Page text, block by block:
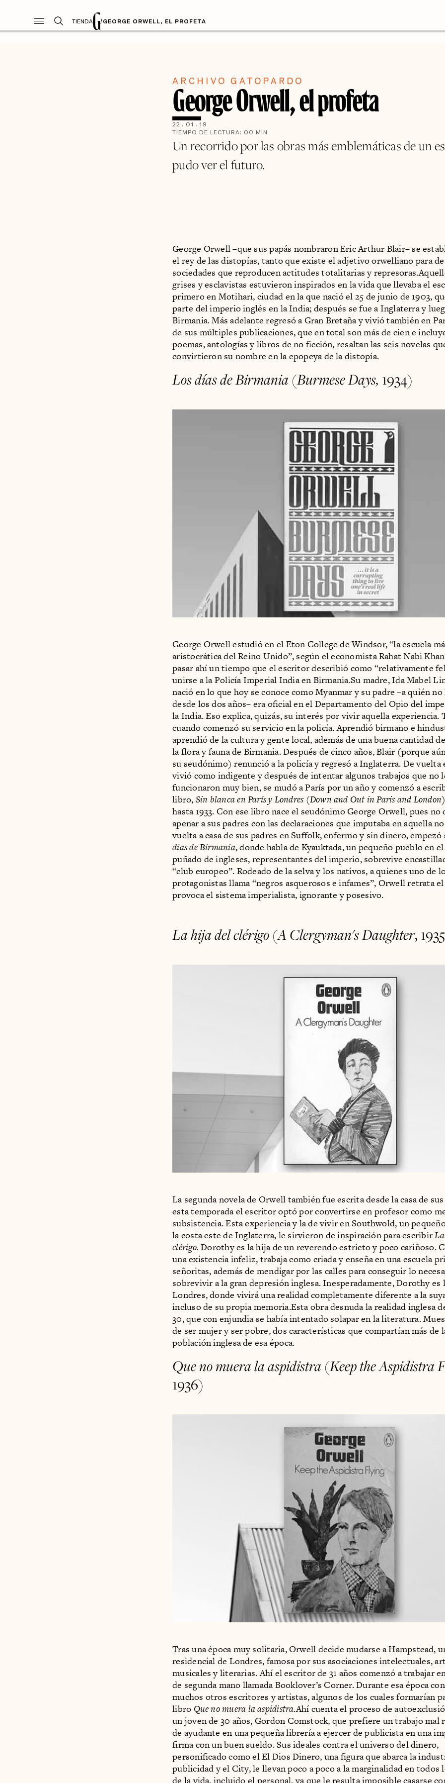
TIENDA /GEORGE ORWELL, EL PROFETA
ARCHIVO GATOPARDO
George Orwell, el profeta
22 . 01 . 19
TIEMPO DE LECTURA: 00 MIN
Un recorrido por las obras más emblemáticas de un
pudo ver el futuro.
George Orwell –que sus papás nombraron Eric Arthur Blair– se
el rey de las distopías, tanto que existe el adjetivo orwelliano para
sociedades que reproducen actitudes totalitarias y
grises y esclavistas estuvieron inspirados en la vida que llevaba el
primero en Motihari, ciudad en la que nació el 25 de junio de 1903,
parte del imperio inglés en la India; después se fue a Inglaterra y
Birmania. Más adelante regresó a Gran Bretaña y vivió también en
de sus múltiples publicaciones, que en total son más de cien e
poemas, antologías y libros de no ficción, resaltan las seis novelas
convirtieron su nombre en la epopeya de la distopía.
Los días de Birmania (Burmese Days, 1934)
George Orwell estudió en el Eton College de Windsor, “la escuela
aristocrática del Reino Unido”, según el economista Rahat Nabi
pasar ahí un tiempo que el escritor describió como “relativamente
unirse a la Policía Imperial India en Birmania.Su madre, Ida Mabel
nació en lo que hoy se conoce como Myanmar y su padre –a quién
desde los dos años– era oficial en el Departamento del Opio del
la India. Eso explica, quizás, su interés por vivir aquella experiencia.
cuando comenzó su servicio en la policía. Aprendió birmano e
aprendió de la cultura y gente local, además de una buena cantidad
la flora y fauna de Birmania. Después de cinco años, Blair (porque
su seudónimo) renunció a la policía y regresó a Inglaterra. De vuelta
vivió como indigente y después de intentar algunos trabajos que no
funcionaron muy bien, se mudó a París por un año y comenzó a
libro, Sin blanca en París y Londres(Down and Out in Paris and London
hasta 1933. Con ese libro nace el seudónimo George Orwell, pues no
apenar a sus padres con las declaraciones que imputaba en aquella
vuelta a casa de sus padres en Suffolk, enfermo y sin dinero,
días de Birmania, donde habla de Kyauktada, un pequeño pueblo en
puñado de ingleses, representantes del imperio, sobrevive
“club europeo”. Rodeado de la selva y los nativos, a quienes uno de
protagonistas llama “negros asquerosos e infames”, Orwell retrata
provoca el sistema imperialista, ignorante y posesivo.
La hija del clérigo (A Clergyman's Daughter,
La segunda novela de Orwell también fue escrita desde la casa de
esta temporada el escritor optó por convertirse en profesor como
subsistencia. Esta experiencia y la de vivir en Southwold, un
la costa este de Inglaterra, le sirvieron de inspiración para escribir
clérigo.Dorothy es la hija de un reverendo estricto y poco cariñoso.
una existencia infeliz, trabaja como criada y enseña en una escuela
señoritas, además de mendigar por las calles para conseguir lo
sobrevivir a la gran depresión inglesa. Inesperadamente, Dorothy es
Londres, donde vivirá una realidad completamente diferente a la
incluso de su propia memoria.Esta obra desnuda la realidad inglesa
30, que con enjundia se había intentado solapar en la literatura.
de ser mujer y ser pobre, dos características que compartían más de
población inglesa de esa época.
Que no muera la aspidistra (Keep the Aspidistra
1936)
Tras una época muy solitaria, Orwell decide mudarse a Hampstead,
residencial de Londres, famosa por sus asociaciones intelectuales,
musicales y literarias. Ahí el escritor de 31 años comenzó a trabajar
de segunda mano llamada Booklover’s Corner. Durante esa época
muchos otros escritores y artistas, algunos de los cuales formarían
libro Que no muera la aspidistra.Ahí cuenta el proceso de
un joven de 30 años, Gordon Comstock, que prefiere un trabajo mal
de ayudante en una pequeña librería a ejercer de publicista en una
firma con un buen sueldo. Sus ideales contra el universo del dinero,
personificado como el El Dios Dinero, una figura que abarca la
publicidad y el City, le llevan poco a poco a la marginalidad en todos
de la vida, incluido el personal, ya que le resulta imposible casarse